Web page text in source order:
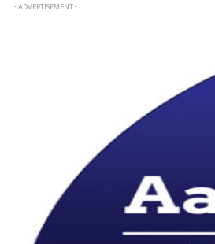
- ADVERTISEMENT -